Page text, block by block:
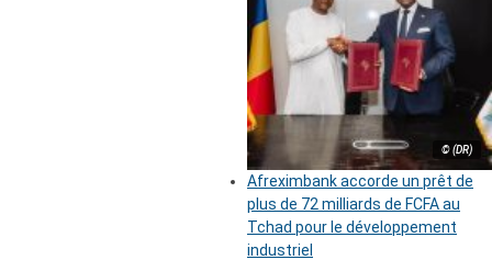
© (DR)
Afreximbank accorde un prêt de
plus de 72 milliards de FCFA au
Tchad pour le développement
industriel